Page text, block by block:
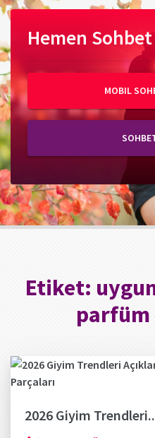
Hemen
MOBIL
Etiket:
2026 Giyim